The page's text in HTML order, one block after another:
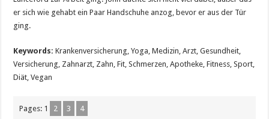
er sich wie gehabt ein Paar Handschuhe anzog, bevor er aus der Tür
ging.
Keywords: Krankenversicherung, Yoga, Medizin, Arzt, Gesundheit,
Versicherung, Zahnarzt, Zahn, Fit, Schmerzen, Apotheke, Fitness, Sport,
Diät, Vegan
Pages: 1 2 3 4